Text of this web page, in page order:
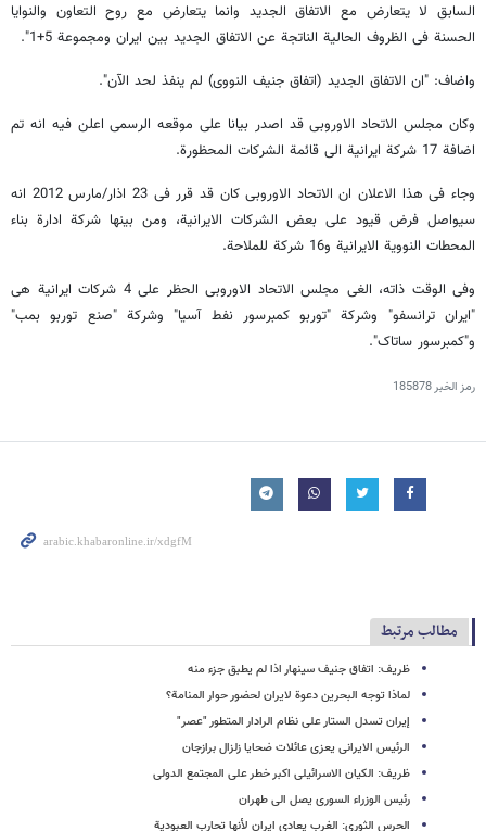
السابق لا یتعارض مع الاتفاق الجدید وانما یتعارض مع روح التعاون والنوایا
الحسنة فی الظروف الحالیة الناتجة عن الاتفاق الجدید بین ایران ومجموعة 5+1".
واضاف: "ان الاتفاق الجدید (اتفاق جنیف النووی) لم ینفذ لحد الآن".
وکان مجلس الاتحاد الاوروبی قد اصدر بیانا على موقعه الرسمی اعلن فیه انه تم
اضافة 17 شرکة ایرانیة الى قائمة الشرکات المحظورة.
وجاء فی هذا الاعلان ان الاتحاد الاوروبی کان قد قرر فی 23 اذار/مارس 2012 انه
سیواصل فرض قیود على بعض الشرکات الایرانیة، ومن بینها شرکة ادارة بناء
المحطات النوویة الایرانیة و16 شرکة للملاحة.
وفی الوقت ذاته، الغى مجلس الاتحاد الاوروبی الحظر على 4 شرکات ایرانیة هی
"ایران ترانسفو" وشرکة "توربو کمبرسور نفط آسیا" وشرکة "صنع توربو بمب"
و"کمبرسور ساتاک".
رمز الخبر185878
مطالب مرتبط
ظریف: اتفاق جنیف سینهار اذا لم یطبق جزء منه
لماذا توجه البحرین دعوة لایران لحضور حوار المنامة؟
إیران تسدل الستار علی نظام الرادار المتطور "عصر"
الرئیس الایرانی یعزی عائلات ضحایا زلزال برازجان
ظریف: الکیان الاسرائیلی اکبر خطر على المجتمع الدولی
رئیس الوزراء السوری یصل الى طهران
الحرس الثوری: الغرب یعادی ایران لأنها تحارب العبودیة